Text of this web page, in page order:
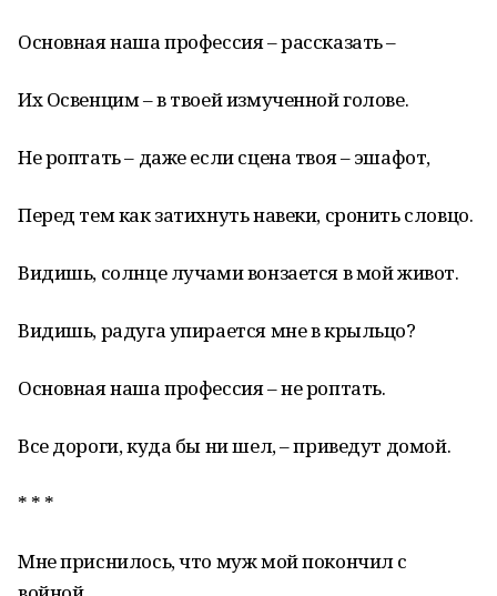
Основная наша профессия – рассказать –
Их Освенцим – в твоей измученной голове.
Не роптать – даже если сцена твоя – эшафот,
Перед тем как затихнуть навеки, сронить словцо.
Видишь, солнце лучами вонзается в мой живот.
Видишь, радуга упирается мне в крыльцо?
Основная наша профессия – не роптать.
Все дороги, куда бы ни шел, – приведут домой.
* * *
Мне приснилось, что муж мой покончил с